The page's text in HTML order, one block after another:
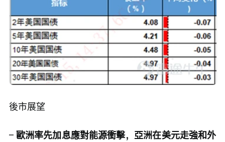
後市展望
– 歐洲率先加息應對能源衝擊，亞洲在美元走強和外